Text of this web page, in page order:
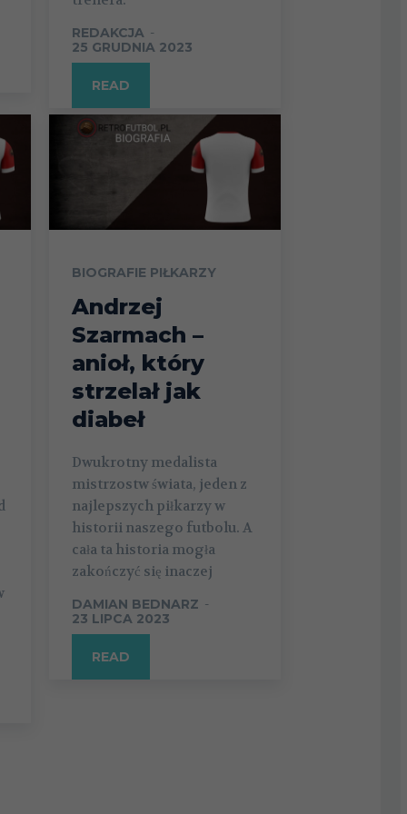
REDAKCJA -
25 GRUDNIA 2023
READ
BIOGRAFIE PIŁKARZY
Andrzej
Szarmach –
anioł, który
strzelał jak
diabeł
Dwukrotny medalista
mistrzostw świata, jeden z
najlepszych piłkarzy w
historii naszego futbolu. A
cała ta historia mogła
zakończyć się inaczej
DAMIAN BEDNARZ -
23 LIPCA 2023
READ